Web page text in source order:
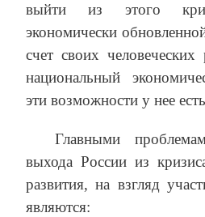
выйти из этого
экономически
счет своих человеческих
национальный
эти возможности у нее
Главными
выхода России из
развития, на взгляд
являются: